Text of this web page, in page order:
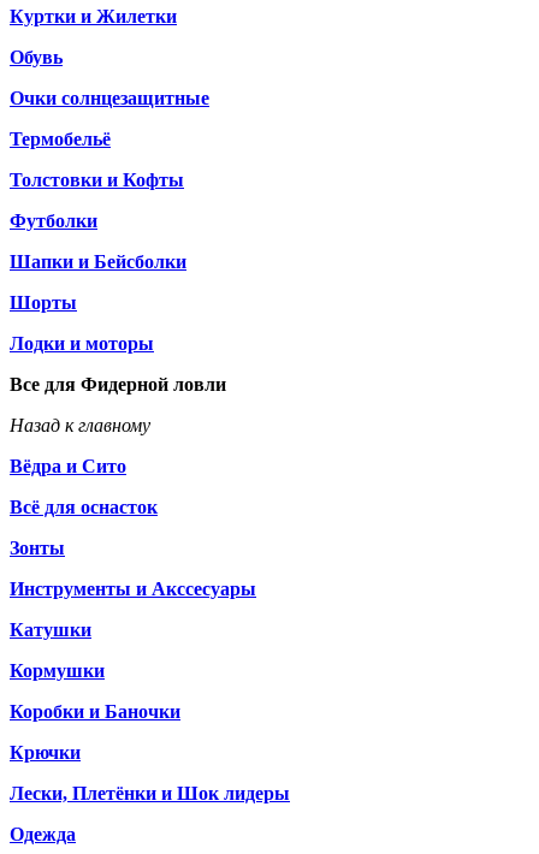
Куртки и Жилетки
Обувь
Очки солнцезащитные
Термобельё
Толстовки и Кофты
Футболки
Шапки и Бейсболки
Шорты
Лодки и моторы
Все для Фидерной ловли
Назад к главному
Вёдра и Сито
Всё для оснасток
Зонты
Инструменты и Акссесуары
Катушки
Кормушки
Коробки и Баночки
Крючки
Лески, Плетёнки и Шок лидеры
Одежда